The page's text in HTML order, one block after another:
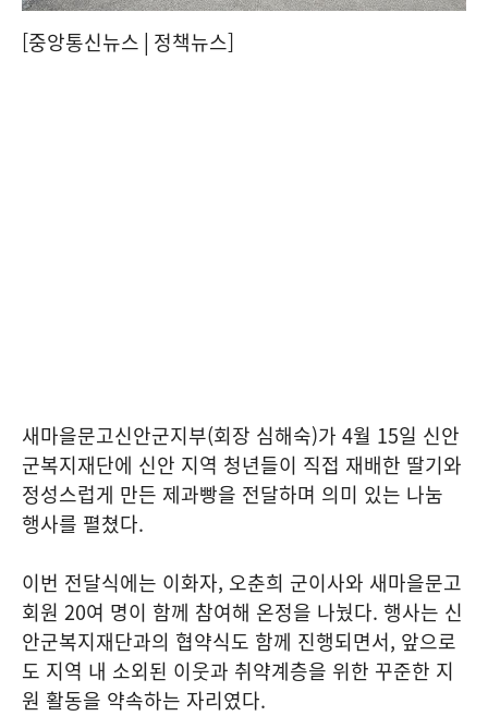
[중앙통신뉴스│정책뉴스]
새마을문고신안군지부(회장 심해숙)가 4월 15일 신안
군복지재단에 신안 지역 청년들이 직접 재배한 딸기와
정성스럽게 만든 제과빵을 전달하며 의미 있는 나눔
행사를 펼쳤다.
이번 전달식에는 이화자, 오춘희 군이사와 새마을문고
회원 20여 명이 함께 참여해 온정을 나눴다. 행사는 신
안군복지재단과의 협약식도 함께 진행되면서, 앞으로
도 지역 내 소외된 이웃과 취약계층을 위한 꾸준한 지
원 활동을 약속하는 자리였다.